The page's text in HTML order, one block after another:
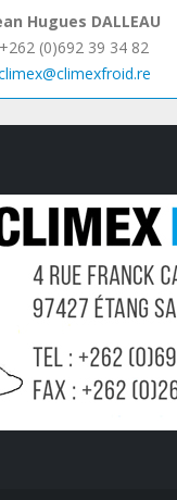
Hugues DALLEAU
+262 (0)692 39 34 82